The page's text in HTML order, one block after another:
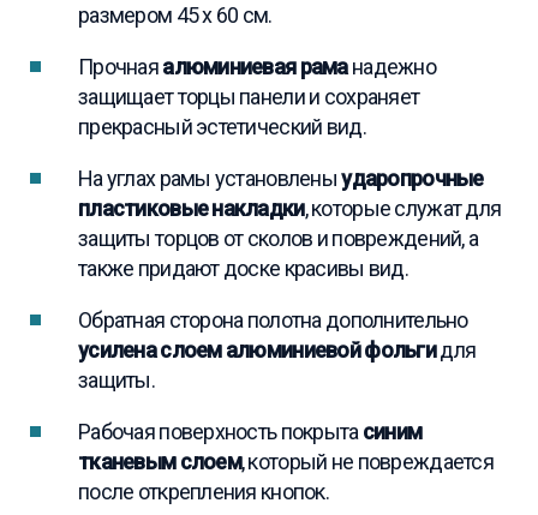
размером 45 x 60 см.
Прочнаяалюминиевая раманадежно
защищает торцы панели и сохраняет
прекрасный эстетический вид.
На углах рамы установленыударопрочные
пластиковые накладки, которые служат для
защиты торцов от сколов и повреждений, а
также придают доске красивы вид.
Обратная сторона полотна дополнительно
усилена слоем алюминиевой фольгидля
защиты.
Рабочая поверхность покрытасиним
тканевым слоем, который не повреждается
после открепления кнопок.